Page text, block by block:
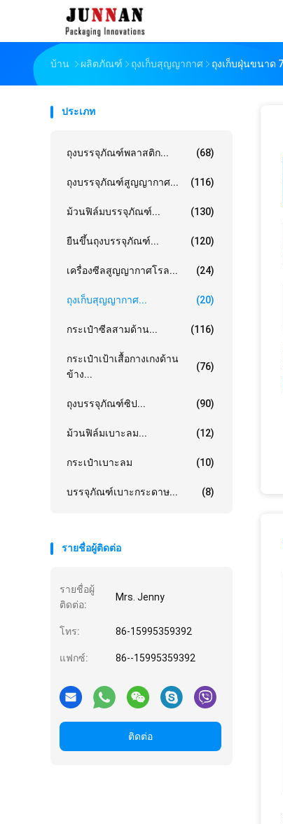
บ้าน ผลิตภัณฑ์ ถุงเก็บสุญญากาศ ถุงเก็บฝุ่นขนาด
ประเภท
ถุงบรรจุภัณฑ์พลาสติก... (68)
ถุงบรรจุภัณฑ์สูญญากาศ... (116)
ม้วนฟิล์มบรรจุภัณฑ์... (130)
ยืนขึ้นถุงบรรจุภัณฑ์... (120)
เครื่องซีลสูญญากาศโรล... (24)
ถุงเก็บสุญญากาศ... (20)
กระเป๋าซีลสามด้าน... (116)
กระเป๋าเป้าเสื้อกางเกงด้าน
ข้าง...
(76)
ถุงบรรจุภัณฑ์ซิป... (90)
ม้วนฟิล์มเบาะลม... (12)
กระเป๋าเบาะลม (10)
บรรจุภัณฑ์เบาะกระดาษ... (8)
รายชื่อผู้ติดต่อ
รายชื่อผู้
ติดต่อ:
Mrs. Jenny
โทร: 86-15995359392
แฟกซ์: 86--15995359392
ติดต่อ